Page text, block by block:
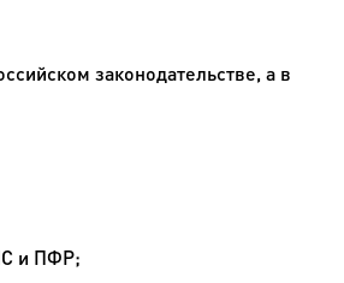
законодательстве, а в
и ПФР;